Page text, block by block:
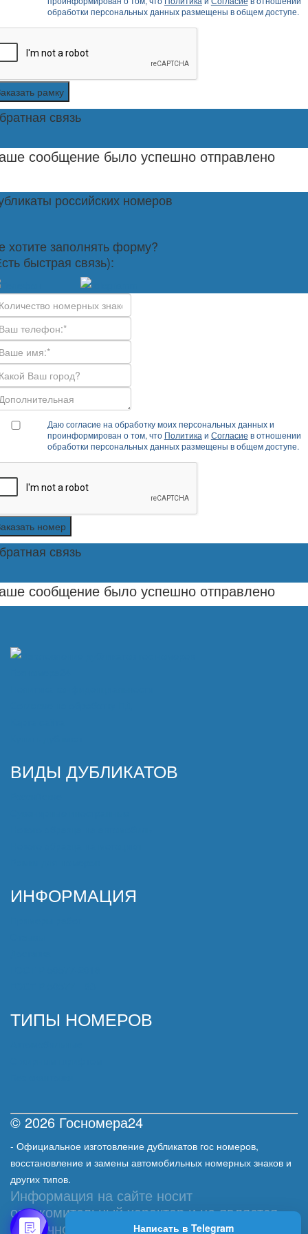
Написать в Telegram
обработки персональных данных размещены в общем доступе.
рамку
связь
сообщение было успешно отправлено
российских номеров
хотите заполнять форму?
быстрая связь):
Даю согласие на обработку моих персональных данных и
проинформирован о том, что Политика и Согласие в отношении
обработки персональных данных размещены в общем доступе.
номер
связь
сообщение было успешно отправлено
ВИДЫ ДУБЛИКАТОВ
ИНФОРМАЦИЯ
ТИПЫ НОМЕРОВ
© 2026 Госномера24
- Официальное изготовление дубликатов гос номеров,
восстановление и замены автомобильных номерных знаков и
других типов.
Информация на сайте носит
ознакомительный характер и не является
публичной офертой, определяемой